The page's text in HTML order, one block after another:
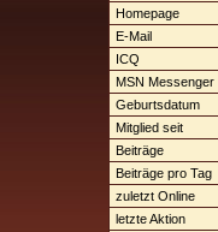
Homepage
E-Mail
ICQ
MSN Messenger
Geburtsdatum
Mitglied seit
Beiträge
Beiträge pro Tag
zuletzt Online
letzte Aktion